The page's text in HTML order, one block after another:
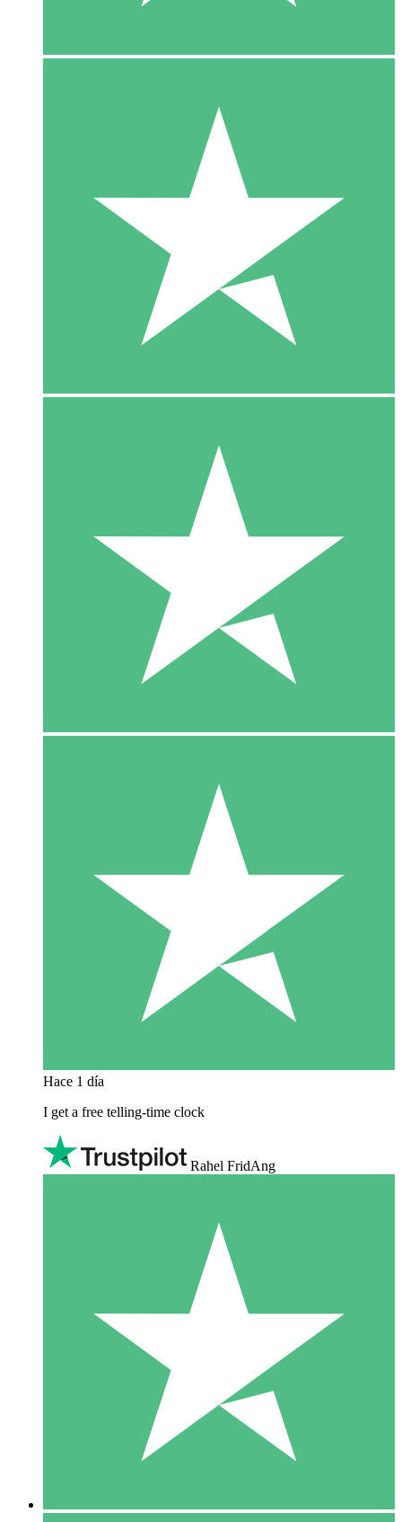
Hace 1 día
I get a free telling-time clock
Rahel FridAng